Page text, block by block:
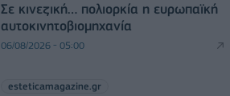
Σε κινεζική… πολιορκία η ευρωπαϊκή
αυτοκινητοβιομηχανία
06/08/2026 - 05:00
esteticamagazine.gr